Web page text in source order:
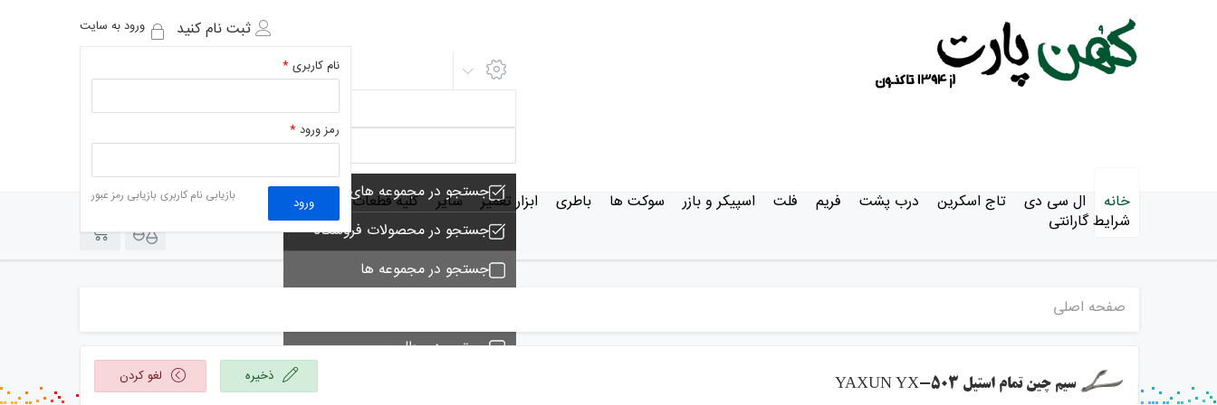
ورود به سایت
نام کاربری*
رمز ورود*
ورود بازیابی نام کاربری بازیابی رمز عبور
ثبت نام کنید
جستجو در مجموعه های فروشگاه
جستجو در محصولات فروشگاه
جستجو در مجموعه ها
جستجو در مطلب
خانه ال سی دی تاج اسکرین درب پشت فریم فلت اسپیکر و بازر سوکت ها باطری ابزار تعمیر سایر
کلیه قطعات
شرایط گارانتی
0
صفحه اصلی
سیم چین تمام استیل YAXUN YX-503 ذخیره